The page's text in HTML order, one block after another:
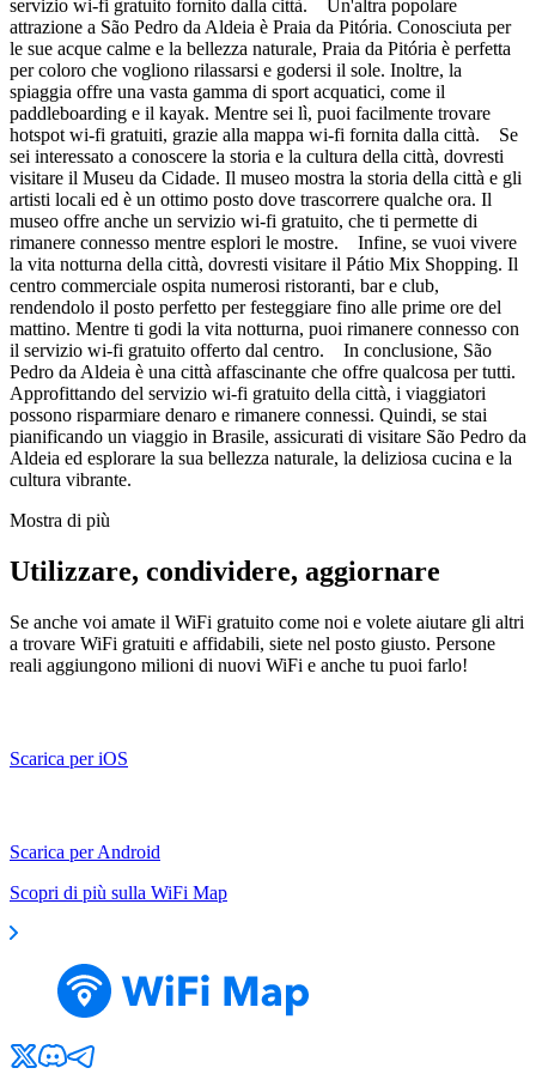
servizio wi-fi gratuito fornito dalla città. Un'altra popolare
attrazione a São Pedro da Aldeia è Praia da Pitória. Conosciuta per
le sue acque calme e la bellezza naturale, Praia da Pitória è perfetta
per coloro che vogliono rilassarsi e godersi il sole. Inoltre, la
spiaggia offre una vasta gamma di sport acquatici, come il
paddleboarding e il kayak. Mentre sei lì, puoi facilmente trovare
hotspot wi-fi gratuiti, grazie alla mappa wi-fi fornita dalla città. Se
sei interessato a conoscere la storia e la cultura della città, dovresti
visitare il Museu da Cidade. Il museo mostra la storia della città e gli
artisti locali ed è un ottimo posto dove trascorrere qualche ora. Il
museo offre anche un servizio wi-fi gratuito, che ti permette di
rimanere connesso mentre esplori le mostre. Infine, se vuoi vivere
la vita notturna della città, dovresti visitare il Pátio Mix Shopping. Il
centro commerciale ospita numerosi ristoranti, bar e club,
rendendolo il posto perfetto per festeggiare fino alle prime ore del
mattino. Mentre ti godi la vita notturna, puoi rimanere connesso con
il servizio wi-fi gratuito offerto dal centro. In conclusione, São
Pedro da Aldeia è una città affascinante che offre qualcosa per tutti.
Approfittando del servizio wi-fi gratuito della città, i viaggiatori
possono risparmiare denaro e rimanere connessi. Quindi, se stai
pianificando un viaggio in Brasile, assicurati di visitare São Pedro da
Aldeia ed esplorare la sua bellezza naturale, la deliziosa cucina e la
cultura vibrante.
Mostra di più
Utilizzare, condividere, aggiornare
Se anche voi amate il WiFi gratuito come noi e volete aiutare gli altri
a trovare WiFi gratuiti e affidabili, siete nel posto giusto. Persone
reali aggiungono milioni di nuovi WiFi e anche tu puoi farlo!
Scarica per iOS
Scarica per Android
Scopri di più sulla WiFi Map